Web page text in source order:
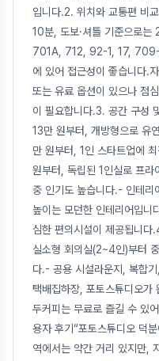
입니다.2. 위치와 교통편 비
10분, 도보·셔틀 기준으로
701A, 712, 92-1, 17, 709-
에 있어 접근성이 좋습니다.
또는 유료 옵션이 있으나 점
이 필요합니다.3. 공간 구성
13만 원부터, 개방형으로 유
만 원부터, 1인 스타트업에
원부터, 독립된 1인실로 프라
중 인기도 높습니다.- 인테리
높이는 모던한 인테리어입니
심한 편의시설이 제공됩니다
실소형 회의실(2~4인)부터
다.- 공용 시설라운지, 복합
택배집하장, 포토스튜디오가
두커피는 무료로 즐길 수 있
용자 후기“포토스튜디오 덕
역에서는 약간 거리 있지만,